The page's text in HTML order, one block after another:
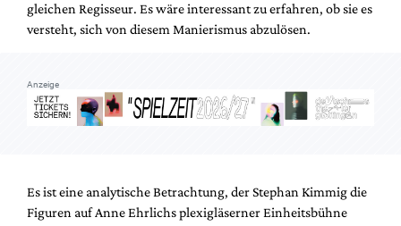
gleichen Regisseur. Es wäre interessant zu erfahren, ob sie es
versteht, sich von diesem Manierismus abzulösen.
Anzeige
Es ist eine analytische Betrachtung, der Stephan Kimmig die
Figuren auf Anne Ehrlichs plexigläserner Einheitsbühne